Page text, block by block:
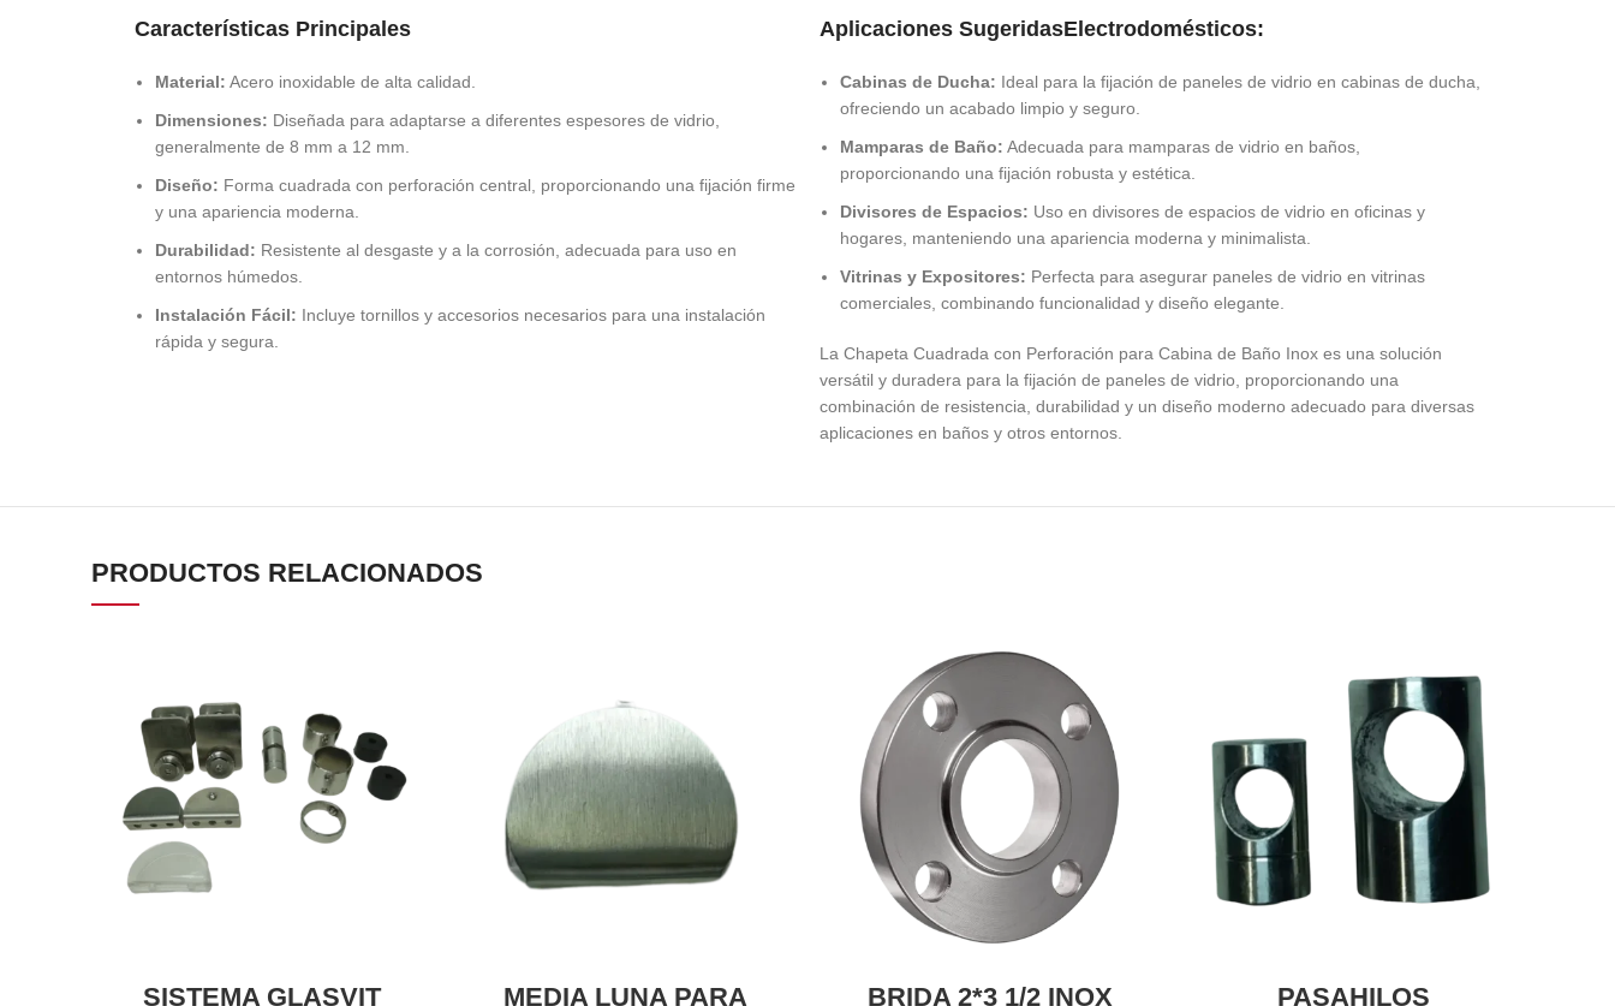
Características Principales
Material: Acero inoxidable de alta calidad.
Dimensiones: Diseñada para adaptarse a diferentes espesores de vidrio,
generalmente de 8 mm a 12 mm.
Diseño: Forma cuadrada con perforación central, proporcionando una fijación firme
y una apariencia moderna.
Durabilidad: Resistente al desgaste y a la corrosión, adecuada para uso en
entornos húmedos.
Instalación Fácil: Incluye tornillos y accesorios necesarios para una instalación
rápida y segura.
Aplicaciones SugeridasElectrodomésticos:
Cabinas de Ducha: Ideal para la fijación de paneles de vidrio en cabinas de ducha,
ofreciendo un acabado limpio y seguro.
Mamparas de Baño: Adecuada para mamparas de vidrio en baños,
proporcionando una fijación robusta y estética.
Divisores de Espacios: Uso en divisores de espacios de vidrio en oficinas y
hogares, manteniendo una apariencia moderna y minimalista.
Vitrinas y Expositores: Perfecta para asegurar paneles de vidrio en vitrinas
comerciales, combinando funcionalidad y diseño elegante.
La Chapeta Cuadrada con Perforación para Cabina de Baño Inox es una solución
versátil y duradera para la fijación de paneles de vidrio, proporcionando una
combinación de resistencia, durabilidad y un diseño moderno adecuado para diversas
aplicaciones en baños y otros entornos.
PRODUCTOS RELACIONADOS
SISTEMA GLASVIT
MEDIA LUNA PARA
BRIDA 2*3 1/2 INOX PASAHILOS